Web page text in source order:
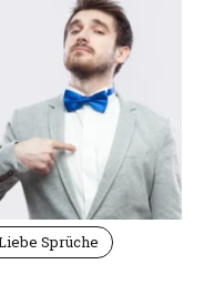
Sprüche